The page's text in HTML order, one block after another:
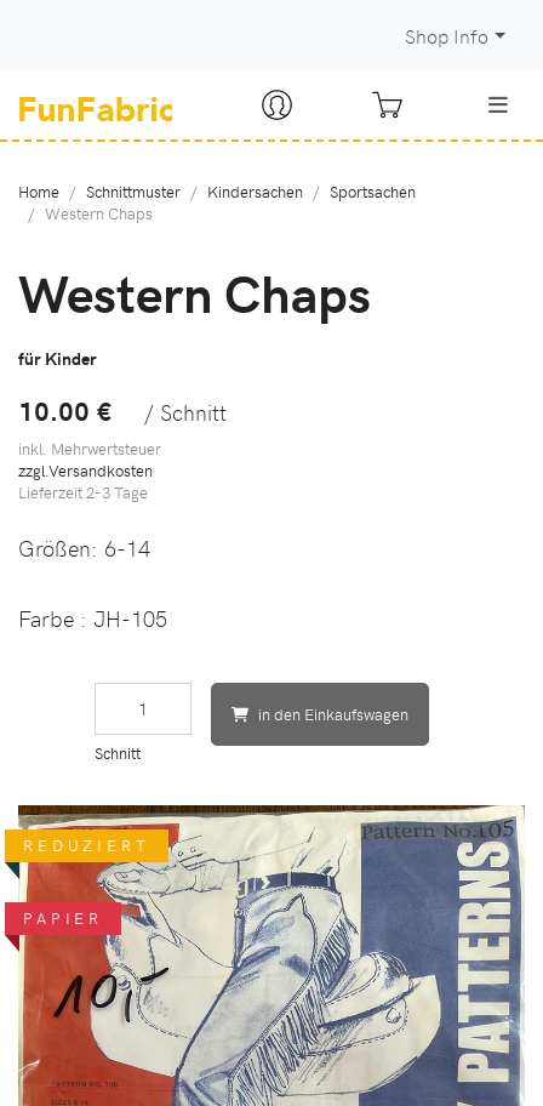
Shop Info
REDUZIERT
PAPIER
Home Schnittmuster Kindersachen
Sportsachen
Western Chaps
Western Chaps
für Kinder
10.00 € / Schnitt
inkl. Mehrwertsteuer
zzgl.Versandkosten
Lieferzeit 2-3Tage
Größen: 6-14
Farbe : JH-105
Schnitt
in den Einkaufswagen